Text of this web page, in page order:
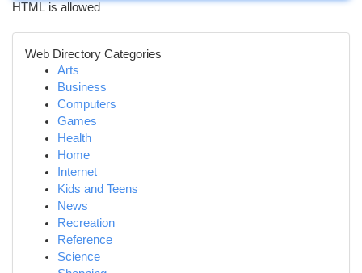
HTML is allowed
Web Directory Categories
Arts
Business
Computers
Games
Health
Home
Internet
Kids and Teens
News
Recreation
Reference
Science